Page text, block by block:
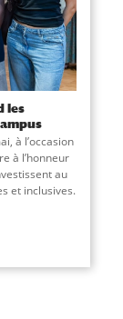
les
à l’occasion
à l’honneur
au
et inclusives.